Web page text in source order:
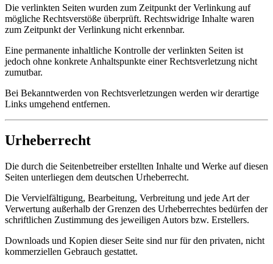
Die verlinkten Seiten wurden zum Zeitpunkt der Verlinkung auf
mögliche Rechtsverstöße überprüft. Rechtswidrige Inhalte waren
zum Zeitpunkt der Verlinkung nicht erkennbar.
Eine permanente inhaltliche Kontrolle der verlinkten Seiten ist
jedoch ohne konkrete Anhaltspunkte einer Rechtsverletzung nicht
zumutbar.
Bei Bekanntwerden von Rechtsverletzungen werden wir derartige
Links umgehend entfernen.
Urheberrecht
Die durch die Seitenbetreiber erstellten Inhalte und Werke auf diesen
Seiten unterliegen dem deutschen Urheberrecht.
Die Vervielfältigung, Bearbeitung, Verbreitung und jede Art der
Verwertung außerhalb der Grenzen des Urheberrechtes bedürfen der
schriftlichen Zustimmung des jeweiligen Autors bzw. Erstellers.
Downloads und Kopien dieser Seite sind nur für den privaten, nicht
kommerziellen Gebrauch gestattet.